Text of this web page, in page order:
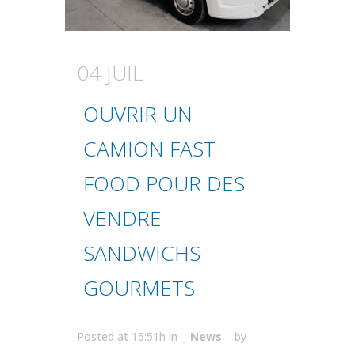
04 JUIL
OUVRIR UN
CAMION FAST
FOOD POUR DES
VENDRE
SANDWICHS
GOURMETS
Posted at 15:51h in News by